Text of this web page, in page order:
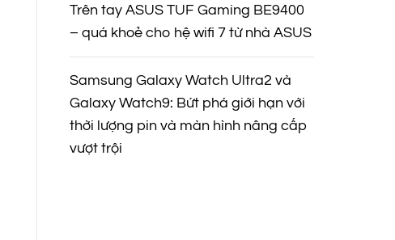
Trên tay ASUS TUF Gaming BE9400
– quá khoẻ cho hệ wifi 7 từ nhà ASUS
Samsung Galaxy Watch Ultra2 và
Galaxy Watch9: Bứt phá giới hạn với
thời lượng pin và màn hình nâng cấp
vượt trội